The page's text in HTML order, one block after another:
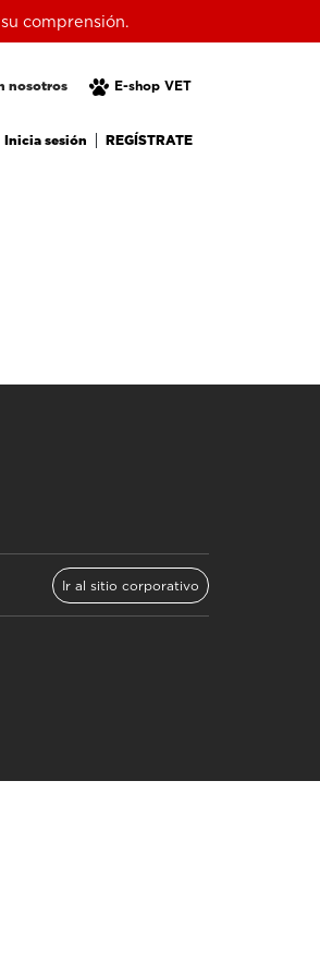
comprensión.
E-shop VET
nosotros
Inicia sesión REGÍSTRATE
Ir al sitio corporativo